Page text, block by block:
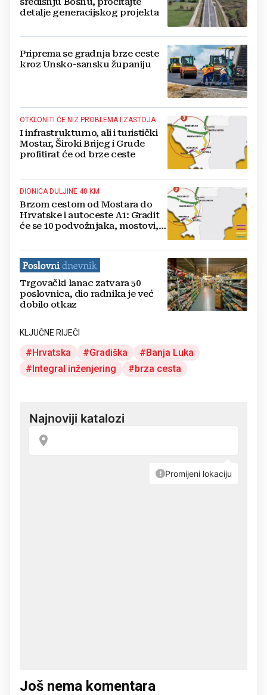
detalje generacijskog projekta
Priprema se gradnja brze ceste
kroz Unsko-sansku županiju
OTKLONITI ĆE NIZ PROBLEMA I ZASTOJA
I infrastrukturno, ali i turistički
Mostar, Široki Brijeg i Grude
profitirat će od brze ceste
DIONICA DULJINE 40 KM
Brzom cestom od Mostara do
Hrvatske i autoceste A1: Gradit
će se 10 podvožnjaka, mostovi,
Trgovački lanac zatvara 50
poslovnica, dio radnika je već
dobilo otkaz
KLJUČNE RIJEČI
Hrvatska Gradiška
Banja Luka
Integral inženjering
brza cesta
Još nema komentara